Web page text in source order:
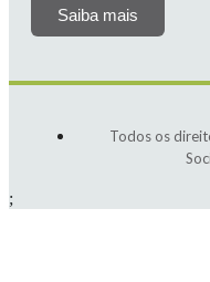
Saiba mais
Todos os
;